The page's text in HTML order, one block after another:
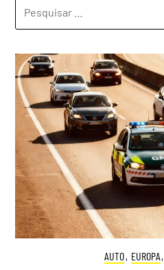
POR:
AUTO, EUROPA,